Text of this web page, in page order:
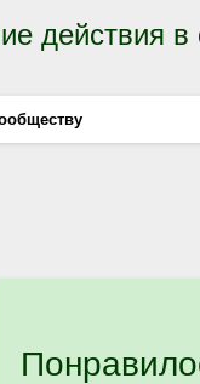
действия